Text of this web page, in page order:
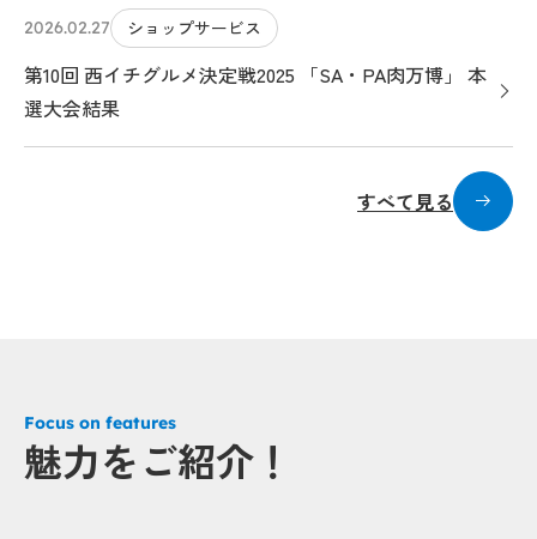
2026.02.27 ショップサービス
第10回 西イチグルメ決定戦2025 「SA・PA肉万博」 本
選大会結果
すべて見る
Focus on features
魅力をご紹介！